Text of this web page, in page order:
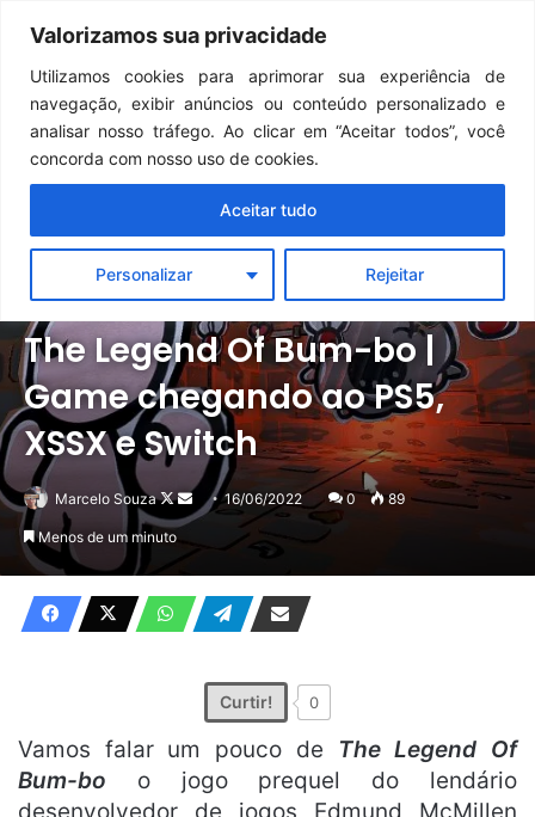
Valorizamos sua privacidade
Utilizamos cookies para aprimorar sua experiência de
navegação, exibir anúncios ou conteúdo personalizado e
analisar nosso tráfego. Ao clicar em “Aceitar todos”, você
concorda com nosso uso de cookies.
Personalizar Rejeitar
Aceitar tudo
Menu
Notícias PlayStation Xbox
The Legend Of Bum-bo |
Game chegando ao PS5,
XSSX e Switch
Marcelo Souza
Follow
on
Mande
um
16/06/2022 0 89
Menos de um minuto
Curtir! 0
Vamos falar um pouco de
The Legend Of
Bum-bo o jogo prequel do lendário